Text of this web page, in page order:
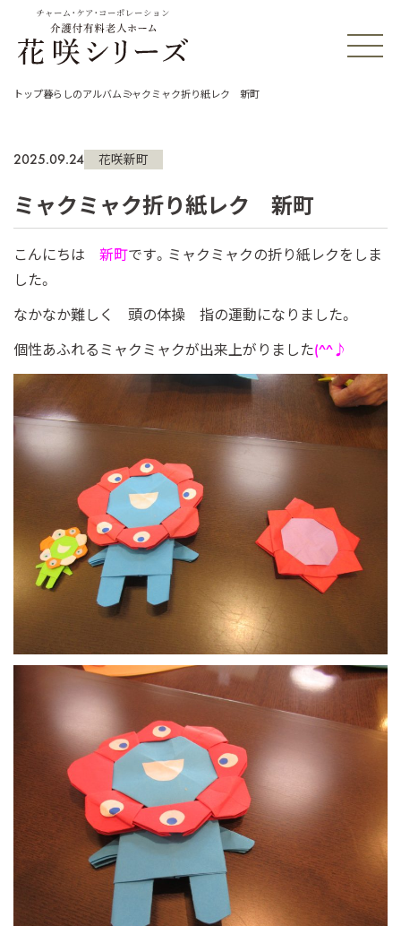
チャーム・ケア・コーポレーション
トップ暮らしのアルバム ミャクミャク折り紙レク 新町
2025.09.24 花咲新町
ミャクミャク折り紙レク 新町
こんにちは 新町です。ミャクミャクの折り紙レクをしま
した。
なかなか難しく 頭の体操 指の運動になりました。
個性あふれるミャクミャクが出来上がりました(^^♪